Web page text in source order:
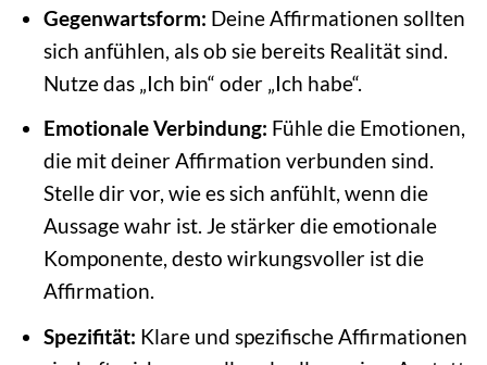
Gegenwartsform: Deine Affirmationen sollten
sich anfühlen, als ob sie bereits Realität sind.
Nutze das „Ich bin“ oder „Ich habe“.
Emotionale Verbindung: Fühle die Emotionen,
die mit deiner Affirmation verbunden sind.
Stelle dir vor, wie es sich anfühlt, wenn die
Aussage wahr ist. Je stärker die emotionale
Komponente, desto wirkungsvoller ist die
Affirmation.
Spezifität: Klare und spezifische Affirmationen